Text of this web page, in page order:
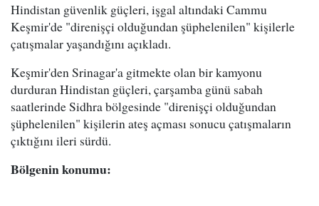
Hindistan güvenlik güçleri, işgal altındaki Cammu
Keşmir'de "direnişçi olduğundan şüphelenilen" kişilerle
çatışmalar yaşandığını açıkladı.
Keşmir'den Srinagar'a gitmekte olan bir kamyonu
durduran Hindistan güçleri, çarşamba günü sabah
saatlerinde Sidhra bölgesinde "direnişçi olduğundan
şüphelenilen" kişilerin ateş açması sonucu çatışmaların
çıktığını ileri sürdü.
Bölgenin konumu: